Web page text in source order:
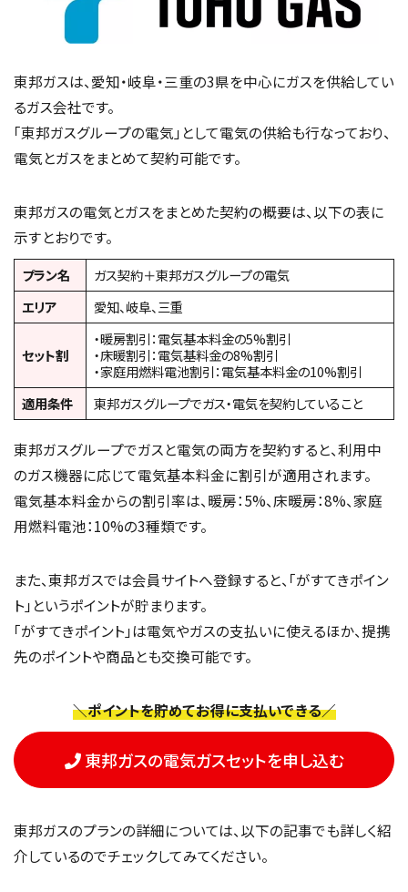
東邦ガスは、愛知・岐阜・三重の3県を中心にガスを供給してい
るガス会社です。
「東邦ガスグループの電気」として電気の供給も行なっており、
電気とガスをまとめて契約可能です。
東邦ガスの電気とガスをまとめた契約の概要は、以下の表に
示すとおりです。
プラン名
ガス契約＋東邦ガスグループの電気
エリア
愛知、岐阜、三重
セット割
・暖房割引：電気基本料金の5%割引
・床暖割引：電気基料金の8%割引
・家庭用燃料電池割引：電気基本料金の10%割引
適用条件
東邦ガスグループでガス・電気を契約していること
東邦ガスグループでガスと電気の両方を契約すると、利用中
のガス機器に応じて電気基本料金に割引が適用されます。
電気基本料金からの割引率は、暖房：5%、床暖房：8%、家庭
用燃料電池：10%の3種類です。
また、東邦ガスでは会員サイトへ登録すると、「がすてきポイン
ト」というポイントが貯まります。
「がすてきポイント」は電気やガスの支払いに使えるほか、提携
先のポイントや商品とも交換可能です。
＼ポイントを貯めてお得に支払いできる／
東邦ガスの電気ガスセットを申し込む
東邦ガスのプランの詳細については、以下の記事でも詳しく紹
介しているのでチェックしてみてください。